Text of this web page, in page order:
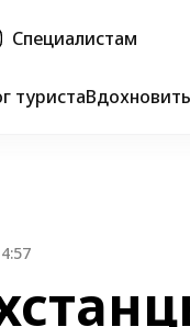
Специалистам
туриста